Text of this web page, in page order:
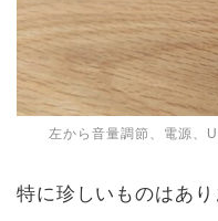
左から音量調節、電源、
特に珍しいものはあり